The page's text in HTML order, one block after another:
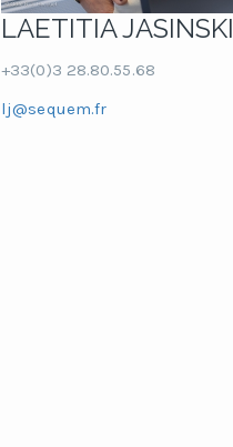
LAETITIA JASINSKI
+33(0)3 28.80.55.68
lj@sequem.fr